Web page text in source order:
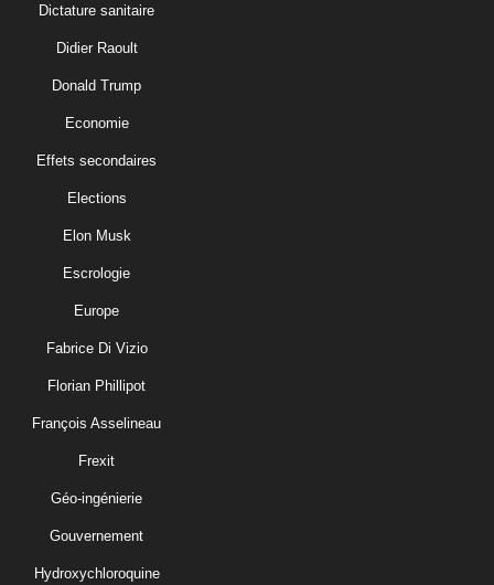
Dictature sanitaire
Didier Raoult
Donald Trump
Economie
Effets secondaires
Elections
Elon Musk
Escrologie
Europe
Fabrice Di Vizio
Florian Phillipot
François Asselineau
Frexit
Géo-ingénierie
Gouvernement
Hydroxychloroquine